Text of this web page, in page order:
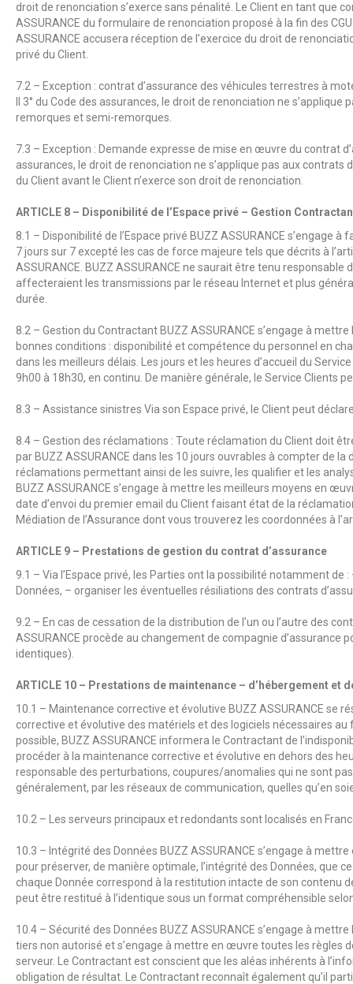
droit de renonciation s’exerce sans pénalité. Le Client en tant que
ASSURANCE du formulaire de renonciation proposé à la fin des
ASSURANCE accusera réception de l’exercice du droit de
privé du Client.
7.2 – Exception : contrat d’assurance des véhicules terrestres à
II 3° du Code des assurances, le droit de renonciation ne
remorques et semi-remorques.
7.3 – Exception : Demande expresse de mise en œuvre du contrat
assurances, le droit de renonciation ne s’applique pas aux
du Client avant le Client n’exerce son droit de renonciation.
ARTICLE 8 – Disponibilité de l’Espace privé – Gestion
8.1 – Disponibilité de l’Espace privé BUZZ ASSURANCE s’engage à
7 jours sur 7 excepté les cas de force majeure tels que décrits à
ASSURANCE BUZZ ASSURANCE ne saurait être tenu responsable
affecteraient les transmissions par le réseau Internet et plus
durée.
8.2 – Gestion du Contractant BUZZ ASSURANCE s’engage à
bonnes conditions : disponibilité et compétence du personnel en
dans les meilleurs délais. Les jours et les heures d’accueil du
9h00 à 18h30, en continu. De manière générale, le Service Clients
8.3 – Assistance sinistres Via son Espace privé, le Client peut
8.4 – Gestion des réclamations : Toute réclamation du Client doit
par BUZZ ASSURANCE dans les 10 jours ouvrables à compter de
réclamations permettant ainsi de les suivre, les qualifier et les
BUZZ ASSURANCE s’engage à mettre les meilleurs moyens en
date d’envoi du premier email du Client faisant état de la
Médiation de l’Assurance dont vous trouverez les coordonnées à
ARTICLE 9 – Prestations de gestion du contrat d’assurance
9.1 – Via l’Espace privé, les Parties ont la possibilité notamment
Données, – organiser les éventuelles résiliations des contrats
9.2 – En cas de cessation de la distribution de l’un ou l’autre des
ASSURANCE procède au changement de compagnie d’assurance
identiques).
ARTICLE 10 – Prestations de maintenance – d’hébergement et
10.1 – Maintenance corrective et évolutive BUZZ ASSURANCE se
corrective et évolutive des matériels et des logiciels nécessaires
possible, BUZZ ASSURANCE informera le Contractant de
procéder à la maintenance corrective et évolutive en dehors des
responsable des perturbations, coupures/anomalies qui ne sont
généralement, par les réseaux de communication, quelles qu’en
10.2 – Les serveurs principaux et redondants sont localisés en
10.3 – Intégrité des Données BUZZ ASSURANCE s’engage à
pour préserver, de manière optimale, l’intégrité des Données, que
chaque Donnée correspond à la restitution intacte de son contenu
peut être restitué à l’identique sous un format compréhensible
10.4 – Sécurité des Données BUZZ ASSURANCE s’engage à
tiers non autorisé et s’engage à mettre en œuvre toutes les règles
serveur. Le Contractant est conscient que les aléas inhérents à
obligation de résultat. Le Contractant reconnaît également qu’il